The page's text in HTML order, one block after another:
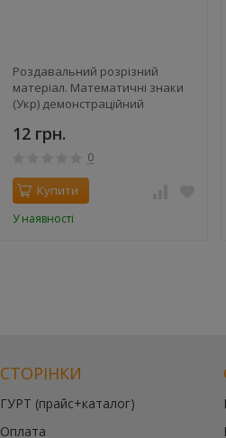
Роздавальний розрізний
матеріал. Математичні знаки
(Укр) демонстраційний
12 грн.
0
Купити
У наявності
СТОРІНКИ
ГУРТ (прайс+каталог)
Оплата